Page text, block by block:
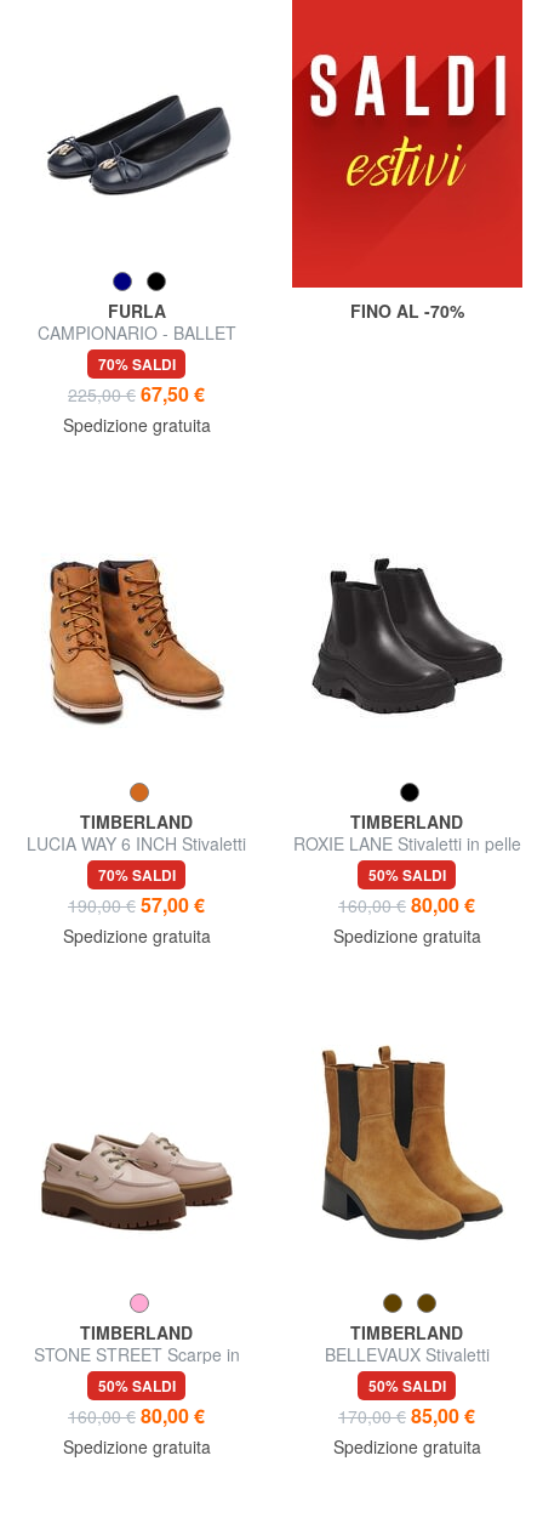
FURLA
CAMPIONARIO - BALLET
Ballerine in pelle
70% SALDI
225,00 € 67,50 €
Spedizione gratuita
FINO AL -70%
TIMBERLAND
LUCIA WAY 6 INCH Stivaletti
in pelle
70% SALDI
190,00 € 57,00 €
Spedizione gratuita
TIMBERLAND
ROXIE LANE Stivaletti in pelle
50% SALDI
160,00 € 80,00 €
Spedizione gratuita
TIMBERLAND
STONE STREET Scarpe in
pelle
50% SALDI
160,00 € 80,00 €
Spedizione gratuita
TIMBERLAND
BELLEVAUX Stivaletti
50% SALDI
170,00 € 85,00 €
Spedizione gratuita